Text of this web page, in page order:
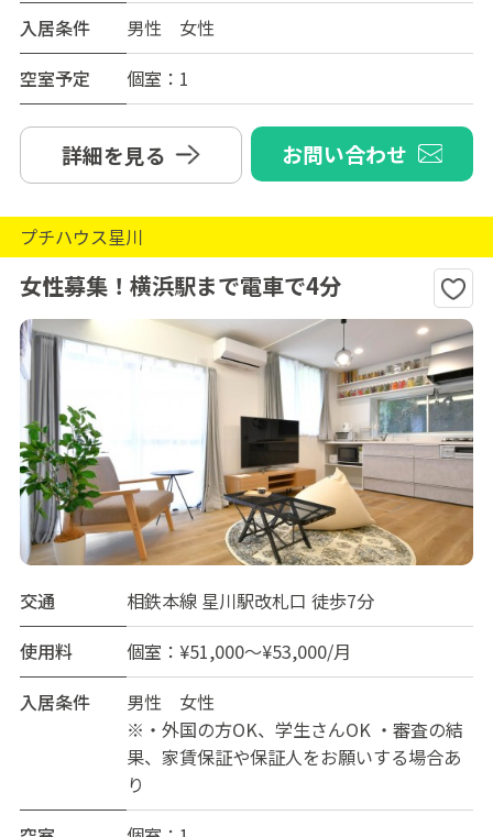
入居条件
男性 女性
空室予定
個室：1
詳細を見る お問い合わせ
プチハウス星川
女性募集！横浜駅まで電車で4分
交通
相鉄本線 星川駅改札口 徒歩7分
使用料
個室：¥51,000～¥53,000/月
入居条件
男性 女性
※・外国の方OK、学生さんOK ・審査の結
果、家賃保証や保証人をお願いする場合あ
り